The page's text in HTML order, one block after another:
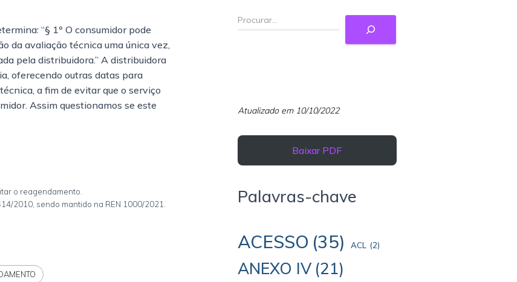
“§ 1º O consumidor pode
da avaliação técnica uma única vez,
pela distribuidora.” A distribuidora
oferecendo outras datas para
a fim de evitar que o serviço
Assim questionamos se este
o reagendamento.
2010, sendo mantido na REN 1000/2021.
Atualizado em 10/10/2022
Baixar PDF
Palavras-chave
ACESSO (35) ACL (2)
ANEXO IV (21)